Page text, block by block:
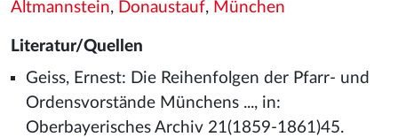
Altmannstein, Donaustauf, München
Literatur/Quellen
Geiss, Ernest: Die Reihenfolgen der Pfarr- und
Ordensvorstände Münchens ..., in:
Oberbayerisches Archiv 21(1859-1861)45.